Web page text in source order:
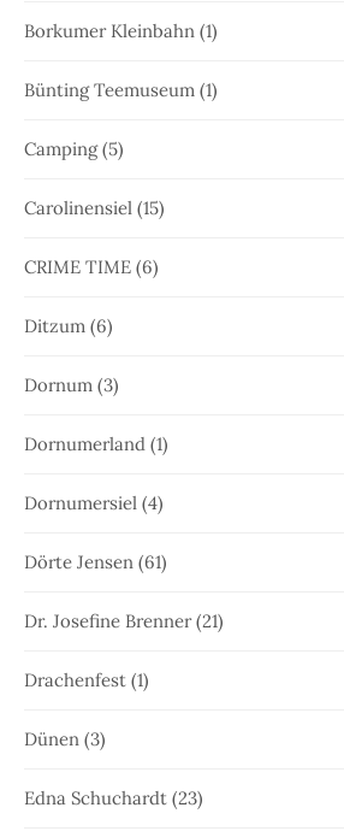
Borkumer Kleinbahn (1)
Bünting Teemuseum (1)
Camping(5)
Carolinensiel (15)
CRIME TIME (6)
Ditzum (6)
Dornum (3)
Dornumerland (1)
Dornumersiel (4)
Dörte Jensen (61)
Dr. Josefine Brenner(21)
Drachenfest (1)
Dünen (3)
Edna Schuchardt (23)